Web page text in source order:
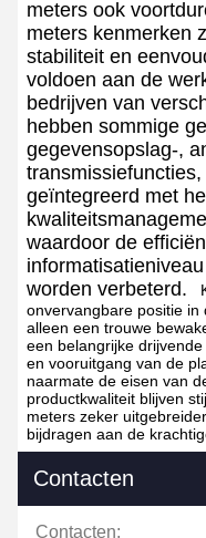
meters ook
meters kenmerken
stabiliteit en
voldoen aan de
bedrijven van
hebben sommige
gegevensopslag-,
geïntegreerd met
waardoor de
worden verbeterd.
onvervangbare positie in
alleen een trouwe
een belangrijke
en vooruitgang van de
naarmate de eisen van
productkwaliteit blijven
meters zeker
bijdragen aan de
Contacten
Contacten: